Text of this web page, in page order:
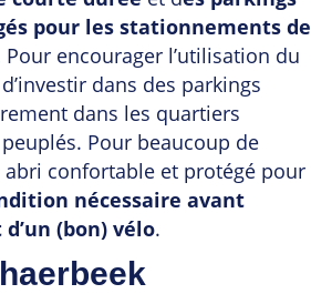
pour les stationnements de
Pour encourager l’utilisation du
dans des parkings
dans les quartiers
Pour beaucoup de
confortable et protégé pour
nécessaire avant
d’un (bon) vélo.